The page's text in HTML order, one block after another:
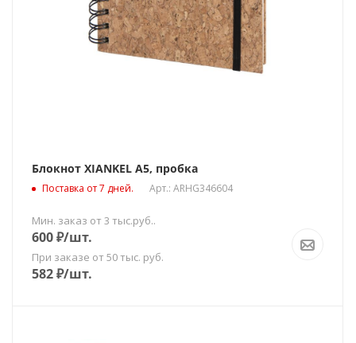
Блокнот XIANKEL A5, пробка
Поставка от 7 дней. Арт.: ARHG346604
Мин. заказ от 3 тыс.руб..
600₽/шт.
При заказе от 50 тыс. руб.
582₽/шт.